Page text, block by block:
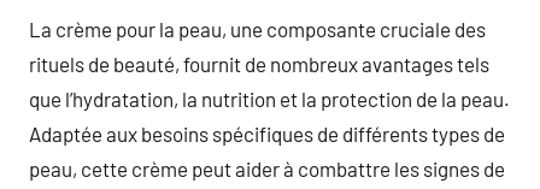
La crème pour la peau, une composante cruciale des
rituels de beauté, fournit de nombreux avantages tels
que l’hydratation, la nutrition et la protection de la peau.
Adaptée aux besoins spécifiques de différents types de
peau, cette crème peut aider à combattre les signes de